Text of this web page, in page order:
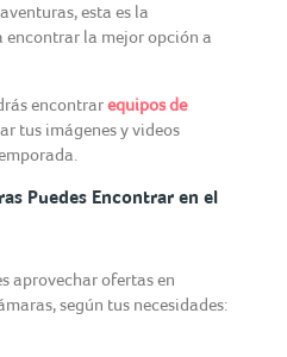
esta es la
la mejor opción a
encontrarequipos de
tus imágenes y videos
Puedes Encontrar en el
aprovechar ofertas en
según tus necesidades: